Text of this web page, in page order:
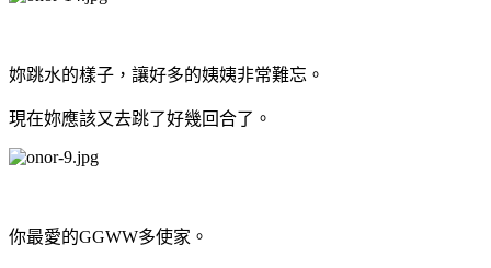
妳跳水的樣子，讓好多的姨姨非常難忘。
現在妳應該又去跳了好幾回合了。
你最愛的GGWW多使家。